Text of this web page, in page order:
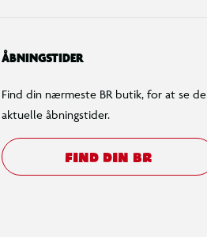
ÅBNINGSTIDER
Find din nærmeste BR butik, for at se de
aktuelle åbningstider.
FIND DIN BR